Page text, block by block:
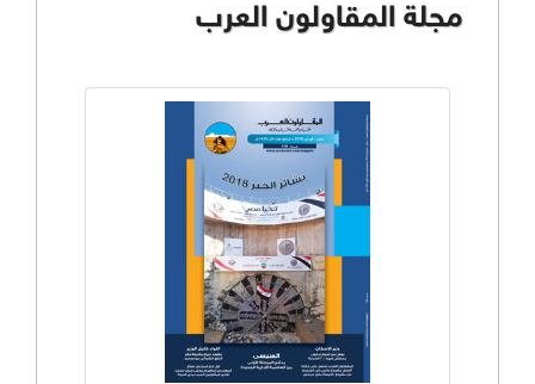
مجلة المقاولون العرب